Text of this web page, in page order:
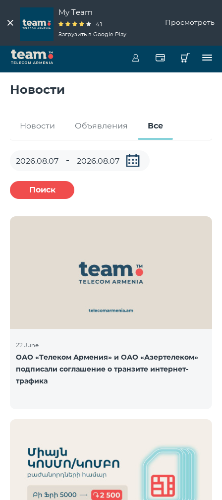
My Team
4.1
Загрузить в Google Play
Просмотреть
Новости
Новости Объявления Все
Поиск
22 June
ОАО «Телеком Армения» и ОАО «Азертелеком»
подписали соглашение о транзите интернет-
трафика